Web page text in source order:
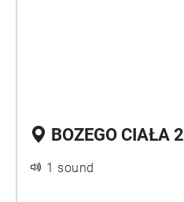
BOZEGO CIAŁA 2
1 sound